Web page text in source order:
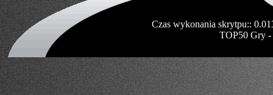
Czas wykonania skrytpu::
TOP50 Gry